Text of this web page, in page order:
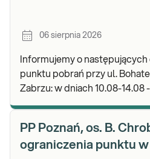
06 sierpnia 2026
Informujemy o
punktu pobrań przy ul.
Zabrzu: w dniach 10.08-14.08 - punkt będzie czynny w
PP Poznań, os. B.
ograniczenia punktu